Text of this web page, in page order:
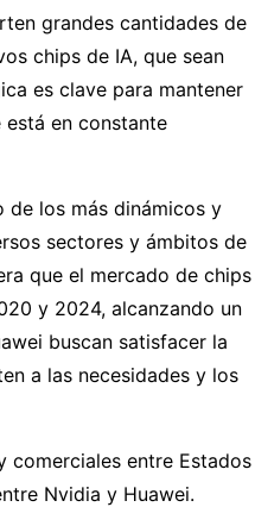
grandes cantidades de
chips de IA, que sean
es clave para mantener
en constante
de los más dinámicos y
sectores y ámbitos de
que el mercado de chips
y 2024, alcanzando un
buscan satisfacer la
a las necesidades y los
comerciales entre Estados
Nvidia y Huawei.